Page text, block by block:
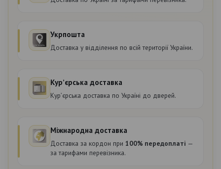
Укрпошта
Доставка у відділення по всій території України.
Курʼєрська доставка
Курʼєрська доставка по Україні до дверей.
Міжнародна доставка
Доставка за кордон при 100% передоплаті —
за тарифами перевізника.